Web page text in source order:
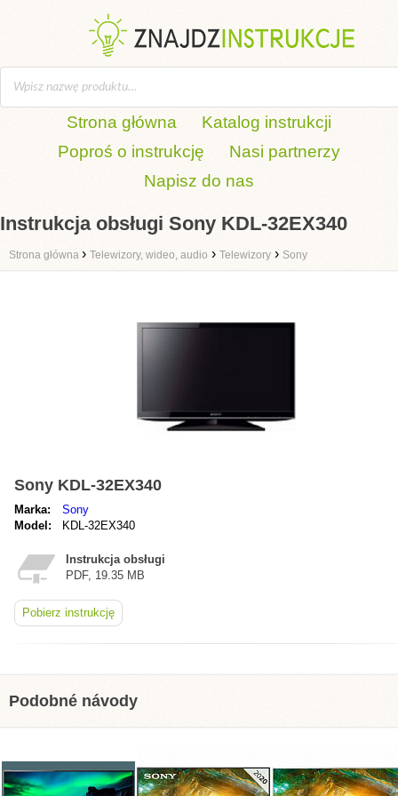
Strona główna
Katalog instrukcji
Poproś o instrukcję
Nasi partnerzy
Napisz do nas
Instrukcja obsługi Sony KDL-32EX340
Strona główna › Telewizory, wideo, audio › Telewizory › Sony
Sony KDL-32EX340
Marka:
Sony
Model:
KDL-32EX340
Instrukcja obsługi
PDF, 19.35 MB
Pobierz instrukcję
Podobné návody